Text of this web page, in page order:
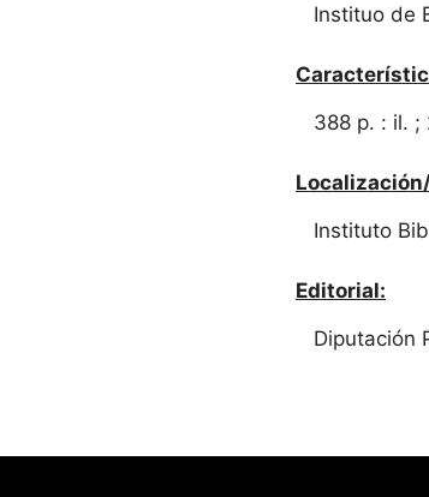
Instituo de
388 p. : il. ;
Instituto
Editorial:
Diputación